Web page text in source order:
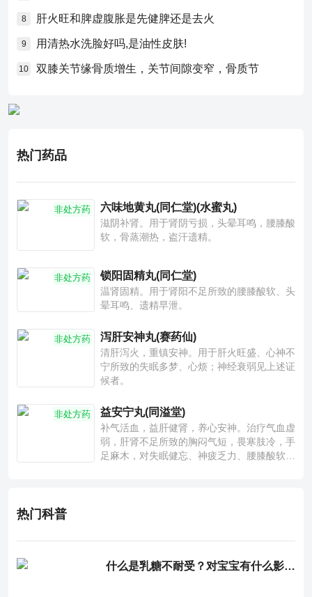
8 肝火旺和脾虚腹胀是先健脾还是去火
9 用清热水洗脸好吗,是油性皮肤!
10 双膝关节缘骨质增生，关节间隙变窄，骨质节
热门药品
非处方药 六味地黄丸(同仁堂)(水蜜丸)
滋阴补肾。用于肾阴亏损，头晕耳鸣，腰膝酸
软，骨蒸潮热，盗汗遗精。
非处方药 锁阳固精丸(同仁堂)
温肾固精。用于肾阳不足所致的腰膝酸软、头
晕耳鸣、遗精早泄。
非处方药 泻肝安神丸(赛药仙)
清肝泻火，重镇安神。用于肝火旺盛、心神不
宁所致的失眠多梦、心烦；神经衰弱见上述证
候者。
非处方药 益安宁丸(同溢堂)
补气活血，益肝健肾，养心安神。治疗气血虚
弱，肝肾不足所致的胸闷气短，畏寒肢冷，手
足麻木，对失眠健忘、神疲乏力、腰膝酸软也
热门科普
什么是乳糖不耐受？对宝宝有什么影响？